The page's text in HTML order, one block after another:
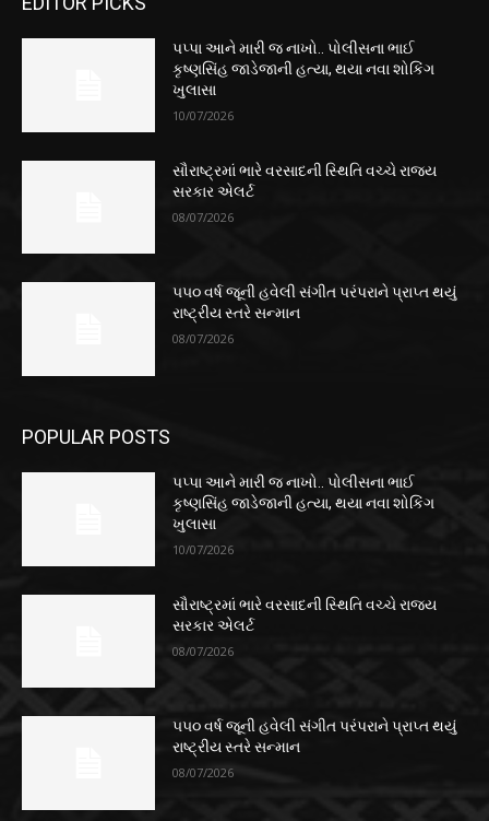
પપ્પા આને મારી જ નાખો.. પોલીસના ભાઈ
કૃષ્ણસિંહ જાડેજાની હત્યા, થયા નવા શોકિંગ
ખુલાસા
10/07/2026
સૌરાષ્ટ્રમાં ભારે વરસાદની સ્થિતિ વચ્ચે રાજ્ય
સરકાર એલર્ટ
08/07/2026
૫૫૦ વર્ષ જૂની હવેલી સંગીત પરંપરાને પ્રાપ્ત થયું
રાષ્ટ્રીય સ્તરે સન્માન
08/07/2026
POPULAR POSTS
પપ્પા આને મારી જ નાખો.. પોલીસના ભાઈ
કૃષ્ણસિંહ જાડેજાની હત્યા, થયા નવા શોકિંગ
ખુલાસા
10/07/2026
સૌરાષ્ટ્રમાં ભારે વરસાદની સ્થિતિ વચ્ચે રાજ્ય
સરકાર એલર્ટ
08/07/2026
૫૫૦ વર્ષ જૂની હવેલી સંગીત પરંપરાને પ્રાપ્ત થયું
રાષ્ટ્રીય સ્તરે સન્માન
08/07/2026